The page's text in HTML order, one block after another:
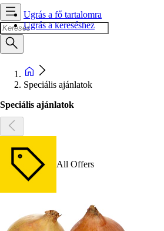
Ugrás a fő tartalomra
Ugrás a kereséshez
Speciális ajánlatok
Speciális ajánlatok
All Offers